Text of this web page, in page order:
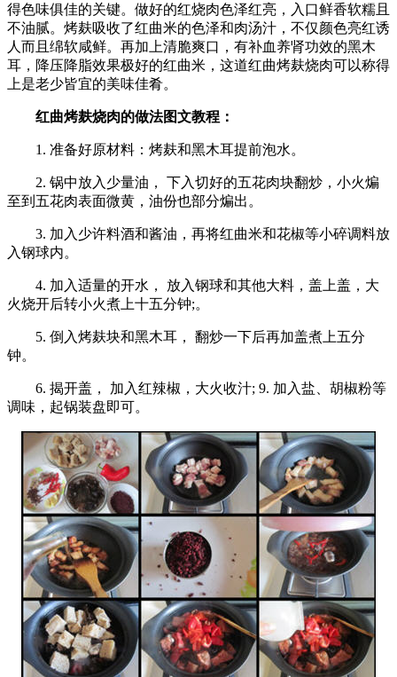
得色味俱佳的关键。做好的红烧肉色泽红亮，入口鲜香软糯且
不油腻。烤麸吸收了红曲米的色泽和肉汤汁，不仅颜色亮红诱
人而且绵软咸鲜。再加上清脆爽口，有补血养肾功效的黑木
耳，降压降脂效果极好的红曲米，这道红曲烤麸烧肉可以称得
上是老少皆宜的美味佳肴。
红曲烤麸烧肉的做法图文教程：
1. 准备好原材料：烤麸和黑木耳提前泡水。
2. 锅中放入少量油， 下入切好的五花肉块翻炒，小火煸
至到五花肉表面微黄，油份也部分煸出。
3. 加入少许料酒和酱油，再将红曲米和花椒等小碎调料放
入钢球内。
4. 加入适量的开水， 放入钢球和其他大料，盖上盖，大
火烧开后转小火煮上十五分钟;。
5. 倒入烤麸块和黑木耳， 翻炒一下后再加盖煮上五分
钟。
6. 揭开盖， 加入红辣椒，大火收汁; 9. 加入盐、胡椒粉等
调味，起锅装盘即可。